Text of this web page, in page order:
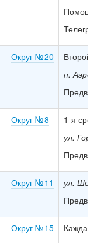
Округ № 20
Второй
п.
Округ № 8
1-я
ул.
Округ № 11
ул.
Округ № 15
Каждая